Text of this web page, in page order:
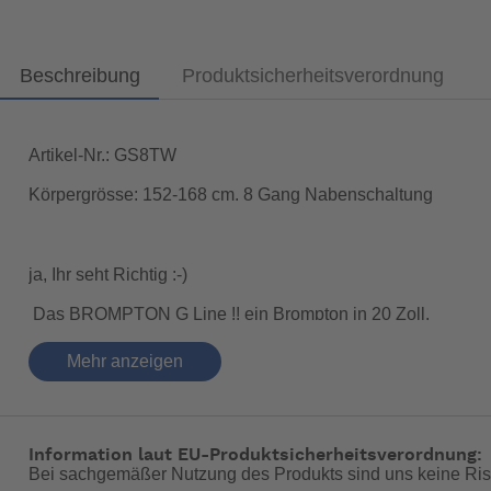
Beschreibung Produktsicherheitsverordnung
Artikel-Nr.: GS8TW
Körpergrösse: 152-168 cm. 8 Gang Nabenschaltung
ja, Ihr seht Richtig :-)
Das BROMPTON G Line !! ein Brompton in 20 Zoll.
Ein Fahrrad für Alles und für jedes Gelände UND mit dem
Durch den handgelöteten Stahl Rahmen ist das Brompton
verlassen kann.
Mehr anzeigen
Information laut EU-Produktsicherheitsverordnung:
Bei sachgemäßer Nutzung des Produkts sind uns keine